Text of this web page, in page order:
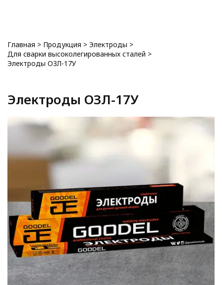
Главная > Продукция > Электроды >
Для сварки высоколегированных сталей >
Электроды ОЗЛ-17У
Электроды ОЗЛ-17У